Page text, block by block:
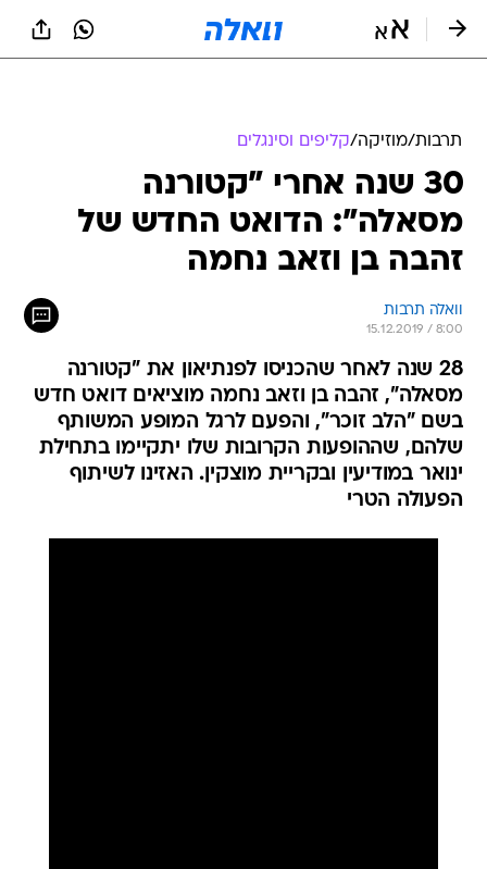
תרבות/מוזיקה/קליפים וסינגלים
30 שנה אחרי "קטורנה
מסאלה": הדואט החדש של
זהבה בן וזאב נחמה
וואלה תרבות
15.12.2019 / 8:00
28 שנה לאחר שהכניסו לפנתיאון את "קטורנה
מסאלה", זהבה בן וזאב נחמה מוציאים דואט חדש
בשם "הלב זוכר", והפעם לרגל המופע המשותף
שלהם, שההופעות הקרובות שלו יתקיימו בתחילת
ינואר במודיעין ובקריית מוצקין. האזינו לשיתוף
הפעולה הטרי